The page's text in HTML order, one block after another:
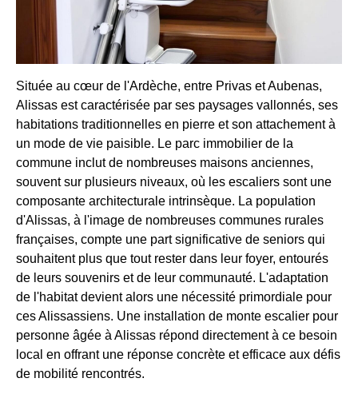
Située au cœur de l'Ardèche, entre Privas et Aubenas,
Alissas est caractérisée par ses paysages vallonnés, ses
habitations traditionnelles en pierre et son attachement à
un mode de vie paisible. Le parc immobilier de la
commune inclut de nombreuses maisons anciennes,
souvent sur plusieurs niveaux, où les escaliers sont une
composante architecturale intrinsèque. La population
d'Alissas, à l'image de nombreuses communes rurales
françaises, compte une part significative de seniors qui
souhaitent plus que tout rester dans leur foyer, entourés
de leurs souvenirs et de leur communauté. L'adaptation
de l'habitat devient alors une nécessité primordiale pour
ces Alissassiens. Une installation de monte escalier pour
personne âgée à Alissas répond directement à ce besoin
local en offrant une réponse concrète et efficace aux défis
de mobilité rencontrés.